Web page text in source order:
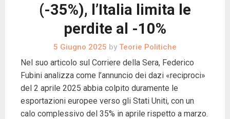
(-35%), l’Italia limita le
perdite al -10%
5 Giugno 2025 by Teorie Politiche
Nel suo articolo sul Corriere della Sera, Federico
Fubini analizza come l’annuncio dei dazi «reciproci»
del 2 aprile 2025 abbia colpito duramente le
esportazioni europee verso gli Stati Uniti, con un
calo complessivo del 35% in aprile rispetto a marzo.